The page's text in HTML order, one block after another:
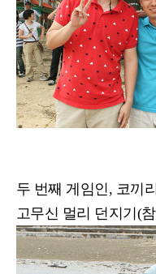
두 번째 게임인, 코끼
고무신 멀리 던지기(